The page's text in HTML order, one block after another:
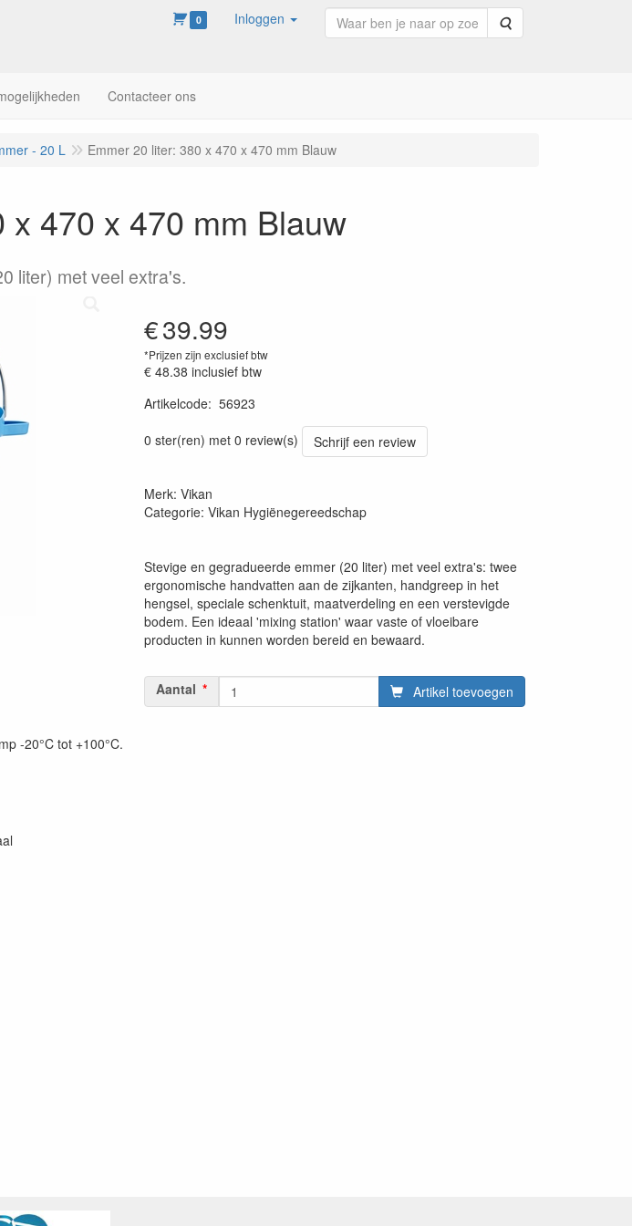
0 Inloggen Zoeken
Contacteer ons
- 20 L Emmer 20 liter: 380 x 470 x 470 mm Blauw
x 470 x 470 mm Blauw
liter) met veel extra's.
€39.99
*Prijzen zijn exclusief btw
€ 48.38 inclusief btw
Artikelcode: 56923
0 ster(ren) met 0 review(s)
Schrijf een review
Merk: Vikan
Categorie: Vikan Hygiënegereedschap
Stevige en gegradueerde emmer (20 liter) met veel extra's: twee
ergonomische handvatten aan de zijkanten, handgreep in het
hengsel, speciale schenktuit, maatverdeling en een verstevigde
bodem. Een ideaal 'mixing station' waar vaste of vloeibare
producten in kunnen worden bereid en bewaard.
Aantal Artikel toevoegen
-20°C tot +100°C.